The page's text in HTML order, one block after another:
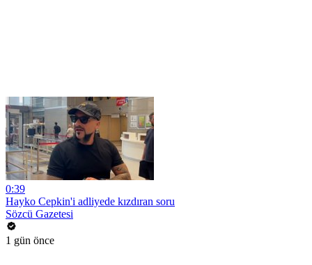
0:39
Hayko Cepkin'i adliyede kızdıran soru
Sözcü Gazetesi
1 gün önce